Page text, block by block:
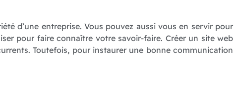
d’une entreprise. Vous pouvez aussi vous en servir pour
pour faire connaître votre savoir-faire. Créer un site web
Toutefois, pour instaurer une bonne communication